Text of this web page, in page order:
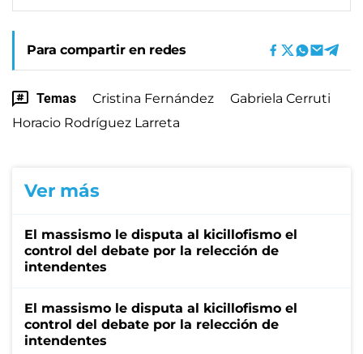
Para compartir en redes
Temas Cristina Fernández
Gabriela Cerruti
Horacio Rodríguez Larreta
Ver más
El massismo le disputa al kicillofismo el
control del debate por la relección de
intendentes
El massismo le disputa al kicillofismo el
control del debate por la relección de
intendentes